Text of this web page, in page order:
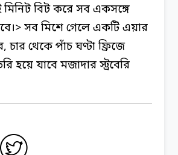
মিনিট বিট করে সব একসঙ্গে
> সব মিশে গেলে একটি এয়ার
চার থেকে পাঁচ ঘণ্টা ফ্রিজে
হয়ে যাবে মজাদার স্ট্রবেরি